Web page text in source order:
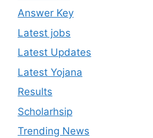
Answer Key
Latest jobs
Latest Updates
Latest Yojana
Results
Scholarhsip
Trending News